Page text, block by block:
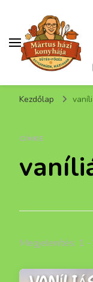
Kezdőlap
CÍMKE
Megjelenítés: 1